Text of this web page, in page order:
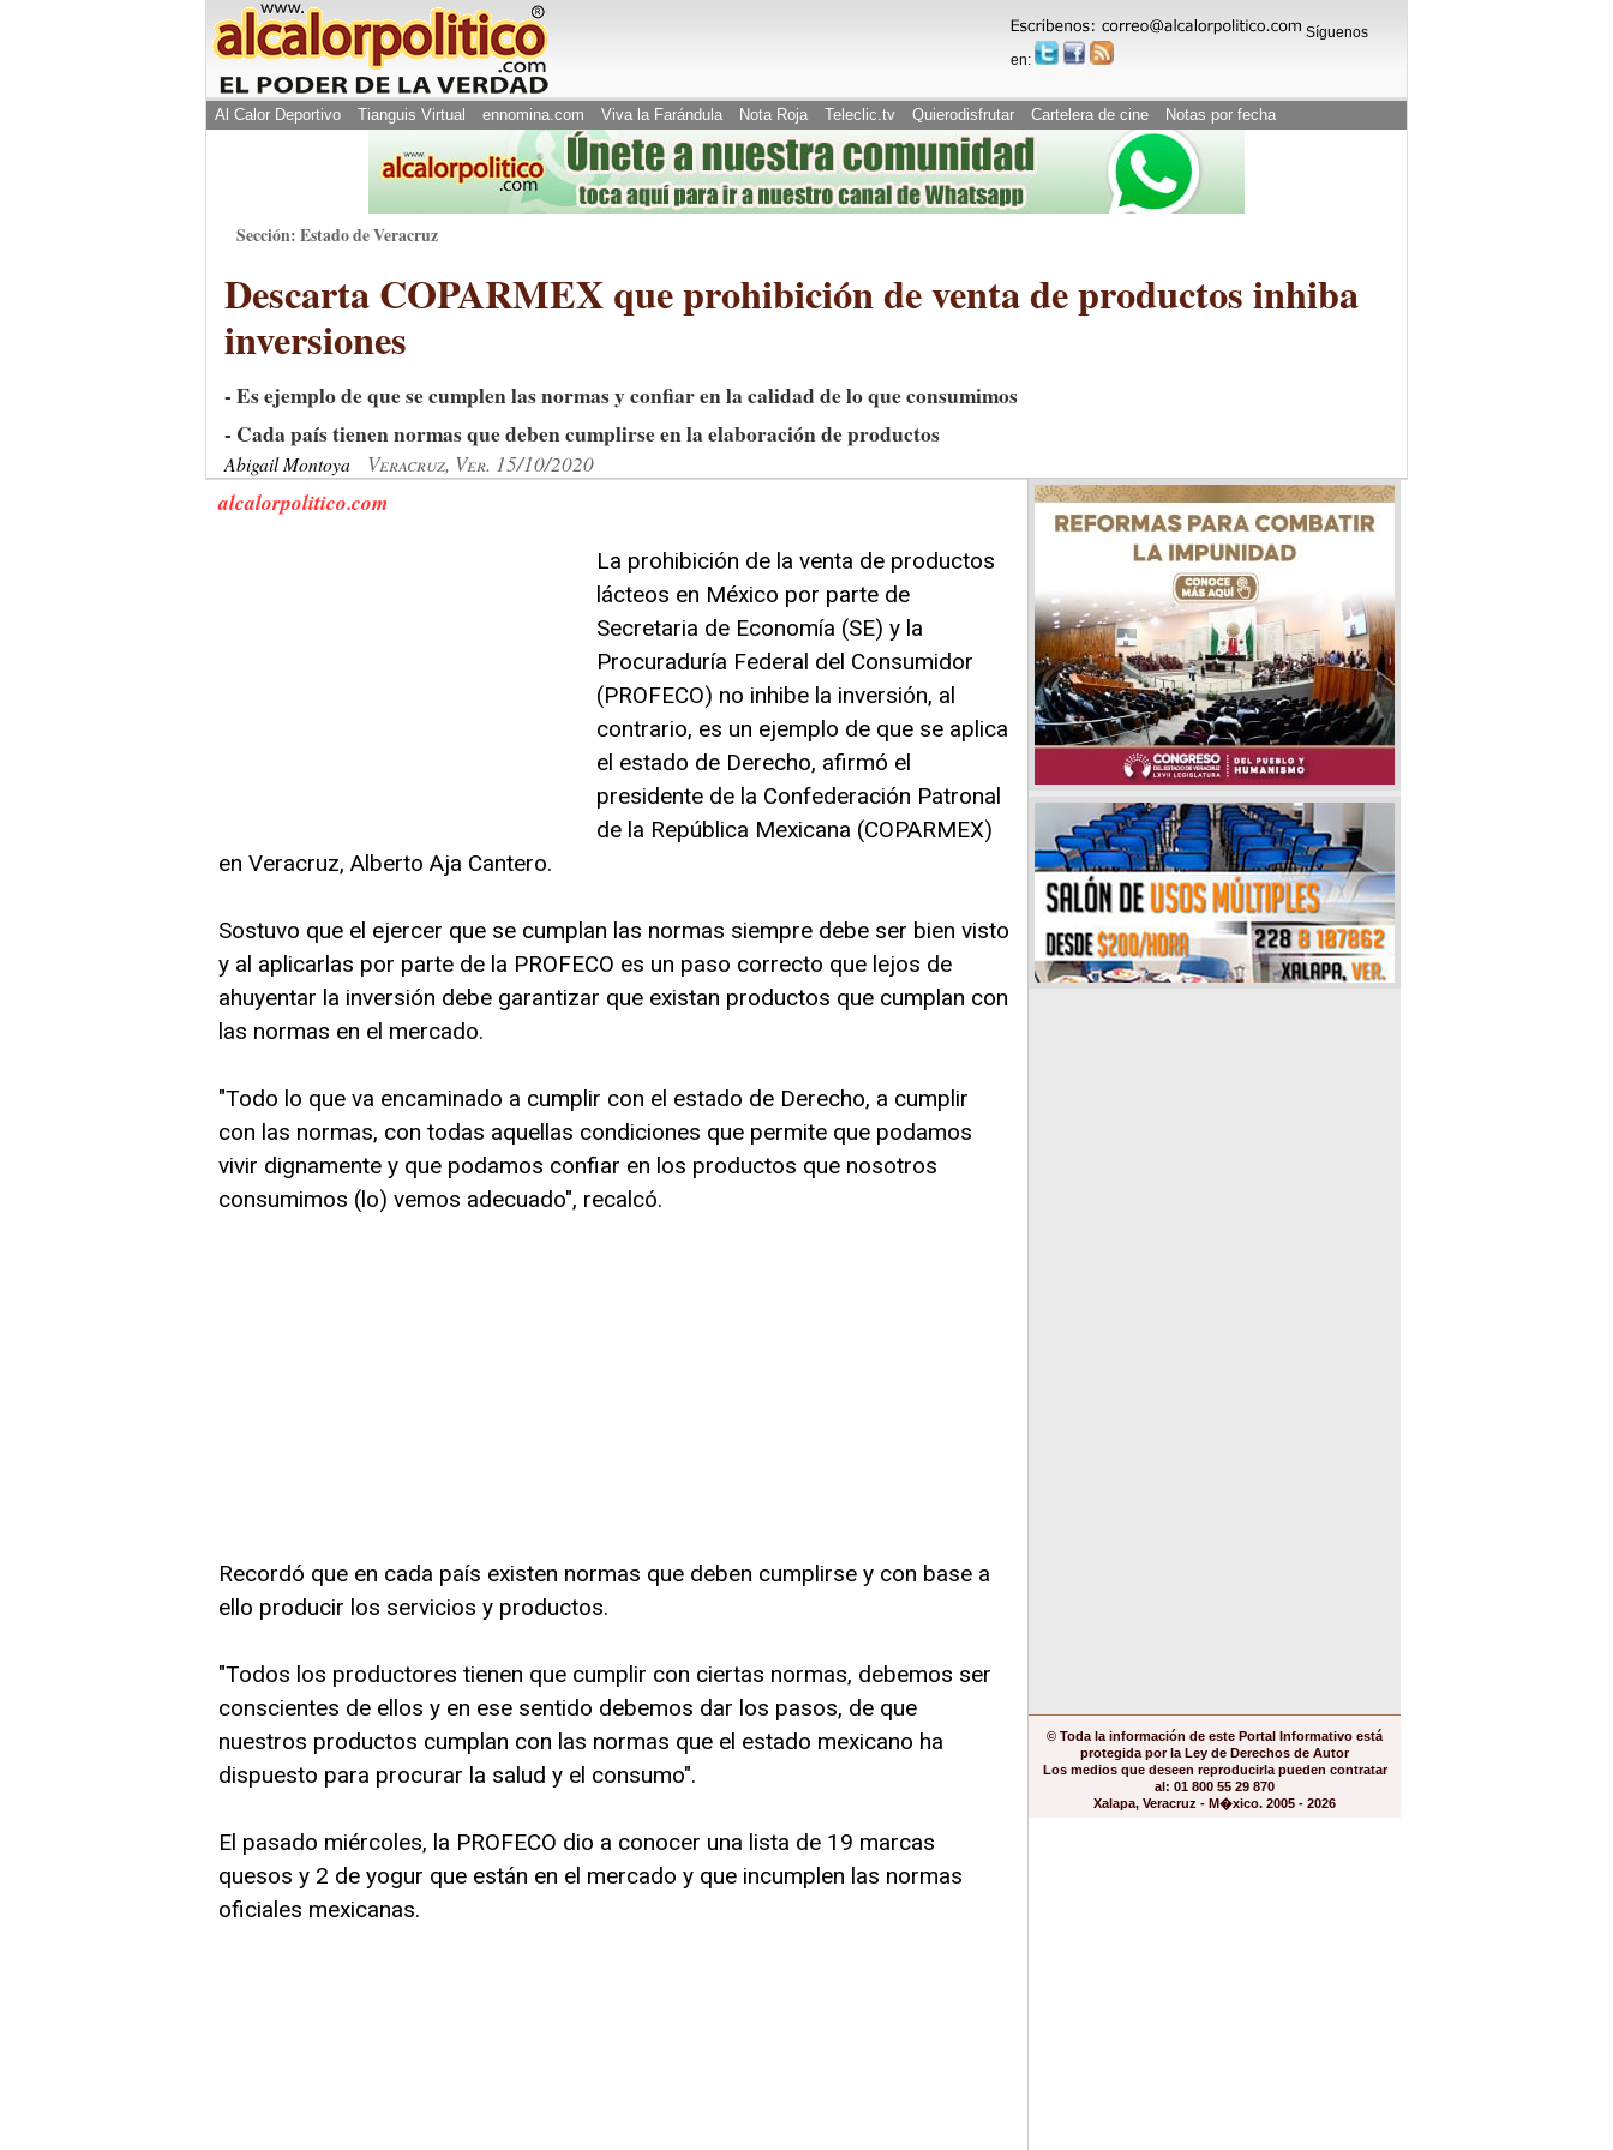
Síguenos
en:
Al Calor Deportivo Tianguis Virtual ennomina.com Viva la Farándula Nota Roja Teleclic.tv Quierodisfrutar Cartelera de cine Notas por fecha
Sección: Estado de Veracruz
Descarta COPARMEX que prohibición de venta de productos inhiba
inversiones
- Es ejemplo de que se cumplen las normas y confiar en la calidad de lo que consumimos
- Cada país tienen normas que deben cumplirse en la elaboración de productos
Abigail Montoya Veracruz, Ver. 15/10/2020
alcalorpolitico.com
La prohibición de la venta de productos
lácteos en México por parte de
Secretaria de Economía (SE) y la
Procuraduría Federal del Consumidor
(PROFECO) no inhibe la inversión, al
contrario, es un ejemplo de que se aplica
el estado de Derecho, afirmó el
presidente de la Confederación Patronal
de la República Mexicana (COPARMEX)
en Veracruz, Alberto Aja Cantero.
Sostuvo que el ejercer que se cumplan las normas siempre debe ser bien visto
y al aplicarlas por parte de la PROFECO es un paso correcto que lejos de
ahuyentar la inversión debe garantizar que existan productos que cumplan con
las normas en el mercado.
"Todo lo que va encaminado a cumplir con el estado de Derecho, a cumplir
con las normas, con todas aquellas condiciones que permite que podamos
vivir dignamente y que podamos confiar en los productos que nosotros
consumimos (lo) vemos adecuado", recalcó.
Recordó que en cada país existen normas que deben cumplirse y con base a
ello producir los servicios y productos.
"Todos los productores tienen que cumplir con ciertas normas, debemos ser
conscientes de ellos y en ese sentido debemos dar los pasos, de que
nuestros productos cumplan con las normas que el estado mexicano ha
dispuesto para procurar la salud y el consumo".
El pasado miércoles, la PROFECO dio a conocer una lista de 19 marcas
quesos y 2 de yogur que están en el mercado y que incumplen las normas
oficiales mexicanas.
© Toda la información de este Portal Informativo está
protegida por la Ley de Derechos de Autor
Los medios que deseen reproducirla pueden contratar
al: 01 800 55 29 870
Xalapa, Veracruz - M�xico. 2005 - 2026